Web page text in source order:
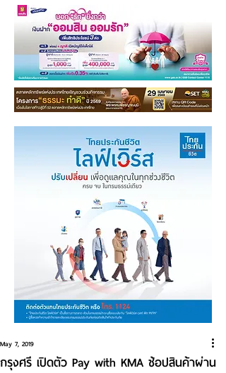
กรุงศรี เปิดตัว Pay with KMA ช้อปสินค้าผ่าน
May 7, 2019